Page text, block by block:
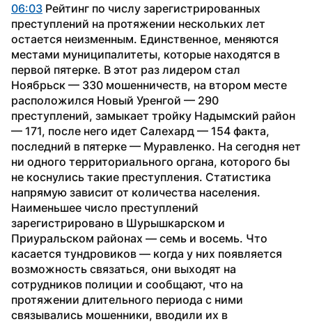
06:03 Рейтинг по числу зарегистрированных
преступлений на протяжении нескольких лет
остается неизменным. Единственное, меняются
местами муниципалитеты, которые находятся в
первой пятерке. В этот раз лидером стал
Ноябрьск — 330 мошенничеств, на втором месте
расположился Новый Уренгой — 290
преступлений, замыкает тройку Надымский район
— 171, после него идет Салехард — 154 факта,
последний в пятерке — Муравленко. На сегодня нет
ни одного территориального органа, которого бы
не коснулись такие преступления. Статистика
напрямую зависит от количества населения.
Наименьшее число преступлений
зарегистрировано в Шурышкарском и
Приуральском районах — семь и восемь. Что
касается тундровиков — когда у них появляется
возможность связаться, они выходят на
сотрудников полиции и сообщают, что на
протяжении длительного периода с ними
связывались мошенники, вводили их в